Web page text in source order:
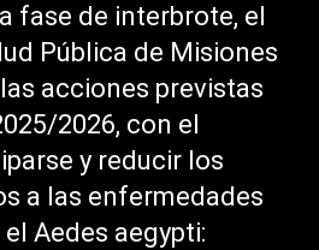
fase de interbrote, el
Pública de Misiones
acciones previstas
2026, con el
y reducir los
a las enfermedades
Aedes aegypti: